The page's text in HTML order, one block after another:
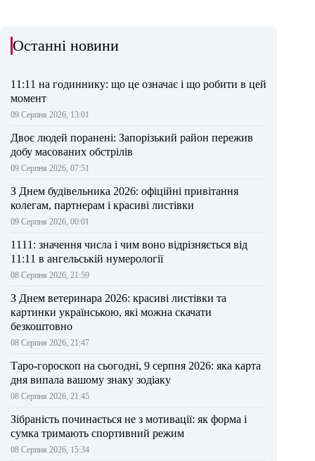
Останні новини
11:11 на годиннику: що це означає і що робити в цей
момент
09 Серпня 2026, 13:01
Двоє людей поранені: Запорізький район пережив
добу масованих обстрілів
09 Серпня 2026, 07:51
З Днем будівельника 2026: офіційні привітання
колегам, партнерам і красиві листівки
09 Серпня 2026, 00:01
1111: значення числа і чим воно відрізняється від
11:11 в ангельській нумерології
08 Серпня 2026, 21:59
З Днем ветеринара 2026: красиві листівки та
картинки українською, які можна скачати
безкоштовно
08 Серпня 2026, 21:47
Таро-гороскоп на сьогодні, 9 серпня 2026: яка карта
дня випала вашому знаку зодіаку
08 Серпня 2026, 21:45
Зібраність починається не з мотивації: як форма і
сумка тримають спортивний режим
08 Серпня 2026, 15:34